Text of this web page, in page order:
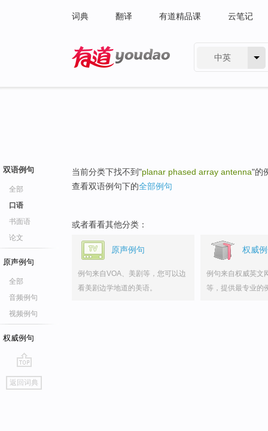
词典 翻译 有道精品课 云笔记
中英
双语例句
全部
口语
书面语
论文
原声例句
全部
音频例句
视频例句
权威例句
go
top
返回词典
当前分类下找不到"planar phased array antenna"的
查看双语例句下的全部例句
或者看看其他分类：
原声例句
例句来自VOA、美剧等，您可以边
看美剧边学地道的美语。
权威
例句来自权威英文
等，提供最专业的